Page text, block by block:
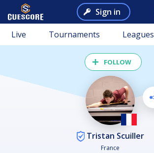
Sign in
Live Tournaments Leagues
FOLLOW
Tristan Scuiller
France